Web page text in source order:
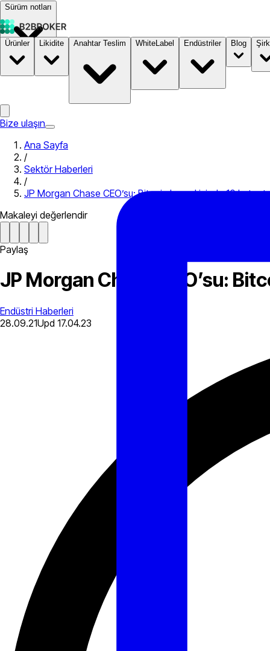
Sürüm notları
Dokümantasyon Fiyatlandırma B2STORE
Ürünler Likidite Anahtar Teslim WhiteLabel Endüstriler Blog
Bize ulaşın
Ana Sayfa
/
Sektör Haberleri
/
JP Morgan Chase CEO’su: Bitcoin beş yıl içinde 10 kat
Makaleyi değerlendir
Paylaş
JP Morgan Chase CEO’su:
Endüstri Haberleri
28.09.21Upd 17.04.23